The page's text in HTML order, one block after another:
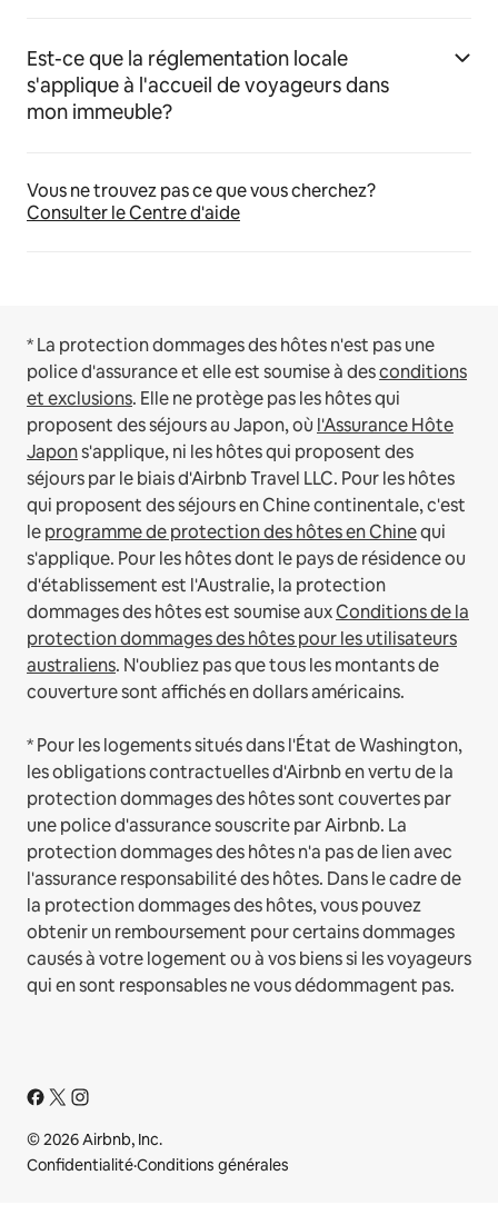
Est-ce que la réglementation locale
s'applique à l'accueil de voyageurs dans
mon immeuble?
Vous ne trouvez pas ce que vous cherchez?
Consulter le Centre d'aide
* La protection dommages des hôtes n'est pas une
police d'assurance et elle est soumise à desconditions
et exclusions. Elle ne protège pas les hôtes qui
proposent des séjours au Japon, où l'Assurance Hôte
Japons'applique, ni les hôtes qui proposent des
séjours par le biais d'Airbnb Travel LLC. Pour les hôtes
qui proposent des séjours en Chine continentale, c'est
leprogramme de protection des hôtes en Chinequi
s'applique. Pour les hôtes dont le pays de résidence ou
d'établissement est l'Australie, la protection
dommages des hôtes est soumise auxConditions de la
protection dommages des hôtes pour les utilisateurs
australiens. N'oubliez pas que tous les montants de
couverture sont affichés en dollars américains.
* Pour les logements situés dans l'État de Washington,
les obligations contractuelles d'Airbnb en vertu de la
protection dommages des hôtes sont couvertes par
une police d'assurance souscrite par Airbnb. La
protection dommages des hôtes n'a pas de lien avec
l'assurance responsabilité des hôtes. Dans le cadre de
la protection dommages des hôtes, vous pouvez
obtenir un remboursement pour certains dommages
causés à votre logement ou à vos biens si les voyageurs
qui en sont responsables ne vous dédommagent pas.
© 2026 Airbnb, Inc.
Confidentialité·Conditions générales